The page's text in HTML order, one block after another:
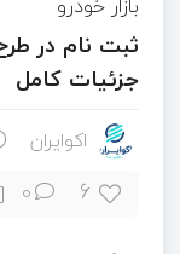
ثبت نام در
جزئیات کامل
اکوایران
6
0